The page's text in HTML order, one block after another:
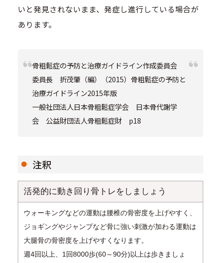
いと発見されないまま、発症し進行している場合が
あります。
骨粗鬆症の予防と治療ガイドライン作成委員会
委員長 折茂肇（編）（2015）骨粗鬆症の予防と
治療ガイドライン2015年版
一般社団法人日本骨粗鬆症学会 日本骨代謝学
会 公益財団法人骨粗鬆症財 p18
注釈
活発的に動き回り骨トレをしましょう
ウォーキングなどの運動は腰椎の骨密度を上げやすく、
ジョギングやジャンプなど骨に強い刺激が加わる運動は
大腿骨の骨密度を上げやすくなります。
週4回以上、1回8000歩(60～90分)以上は歩きましょ